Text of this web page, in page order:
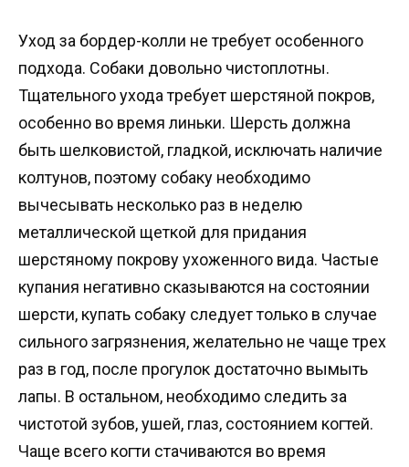
Уход за бордер-колли не требует особенного
подхода. Собаки довольно чистоплотны.
Тщательного ухода требует шерстяной покров,
особенно во время линьки. Шерсть должна
быть шелковистой, гладкой, исключать наличие
колтунов, поэтому собаку необходимо
вычесывать несколько раз в неделю
металлической щеткой для придания
шерстяному покрову ухоженного вида. Частые
купания негативно сказываются на состоянии
шерсти, купать собаку следует только в случае
сильного загрязнения, желательно не чаще трех
раз в год, после прогулок достаточно вымыть
лапы. В остальном, необходимо следить за
чистотой зубов, ушей, глаз, состоянием когтей.
Чаще всего когти стачиваются во время